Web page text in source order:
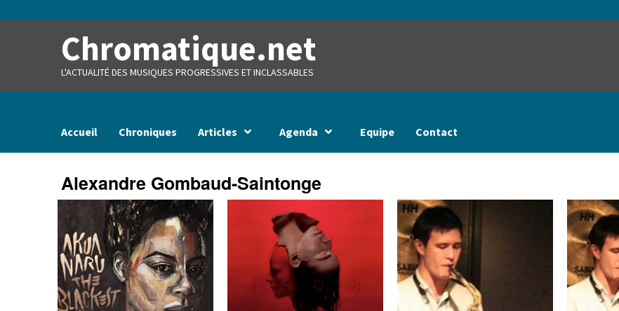
to
Chromatique.net
L'ACTUALITÉ DES MUSIQUES PROGRESSIVES ET INCLASSABLES
Accueil Chroniques Articles Agenda Equipe Contact
Alexandre Gombaud-Saintonge